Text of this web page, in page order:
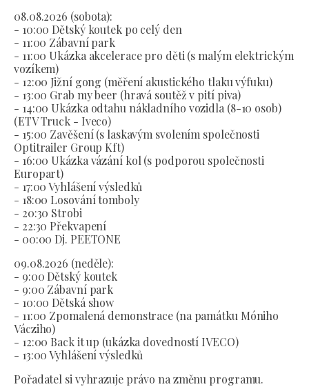
08.08.2026 (sobota):
- 10:00 Dětský koutek po celý den
- 11:00 Zábavní park
- 11:00 Ukázka akcelerace pro děti (s malým elektrickým
vozíkem)
- 12:00 Jižní gong (měření akustického tlaku výfuku)
- 13:00 Grab my beer (hravá soutěž v pití piva)
- 14:00 Ukázka odtahu nákladního vozidla (8-10 osob)
(ETV Truck - Iveco)
- 15:00 Zavěšení (s laskavým svolením společnosti
Optitrailer Group Kft)
- 16:00 Ukázka vázání kol (s podporou společnosti
Europart)
- 17:00 Vyhlášení výsledků
- 18:00 Losování tomboly
- 20:30 Strobi
- 22:30 Překvapení
- 00:00 Dj. PEETONE
09.08.2026 (neděle):
- 9:00 Dětský koutek
- 9:00 Zábavní park
- 10:00 Dětská show
- 11:00 Zpomalená demonstrace (na památku Móniho
Vácziho)
- 12:00 Back it up (ukázka dovedností IVECO)
- 13:00 Vyhlášení výsledků
Pořadatel si vyhrazuje právo na změnu programu.